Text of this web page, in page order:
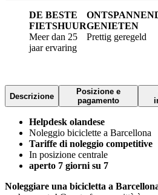
DE BESTE
FIETSHUUR
Meer dan 25
jaar ervaring
GENIETEN
Prettig geregeld
Descrizione
Posizione e
pagamento
Helpdesk olandese
Noleggio biciclette a Barcellona
Tariffe di noleggio competitive
In posizione centrale
aperto 7 giorni su 7
Noleggiare una bicicletta a